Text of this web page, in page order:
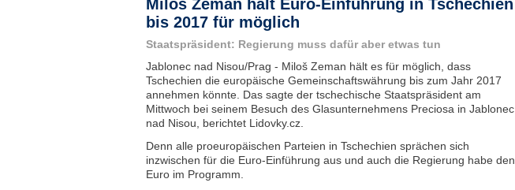
Miloš Zeman hält Euro-Einführung in Tschechien
bis 2017 für möglich
Staatspräsident: Regierung muss dafür aber etwas tun
Jablonec nad Nisou/Prag - Miloš Zeman hält es für möglich, dass
Tschechien die europäische Gemeinschaftswährung bis zum Jahr 2017
annehmen könnte. Das sagte der tschechische Staatspräsident am
Mittwoch bei seinem Besuch des Glasunternehmens Preciosa in Jablonec
nad Nisou, berichtet Lidovky.cz.
Denn alle proeuropäischen Parteien in Tschechien sprächen sich
inzwischen für die Euro-Einführung aus und auch die Regierung habe den
Euro im Programm.